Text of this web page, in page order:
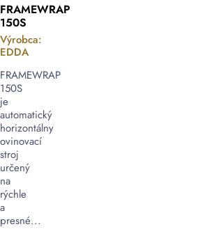
FRAMEWRAP
150S
Výrobca:
EDDA
FRAMEWRAP
150S
je
automatický
horizontálny
ovinovací
stroj
určený
na
rýchle
a
presné...